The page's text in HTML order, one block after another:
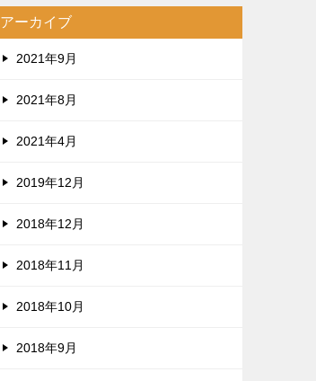
アーカイブ
2021年9月
2021年8月
2021年4月
2019年12月
2018年12月
2018年11月
2018年10月
2018年9月